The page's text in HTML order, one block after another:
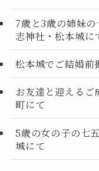
7歳と3歳の姉妹
志神社・松本城に
松本城でご結婚前
お友達と迎えるご
町にて
5歳の女の子の七
城にて